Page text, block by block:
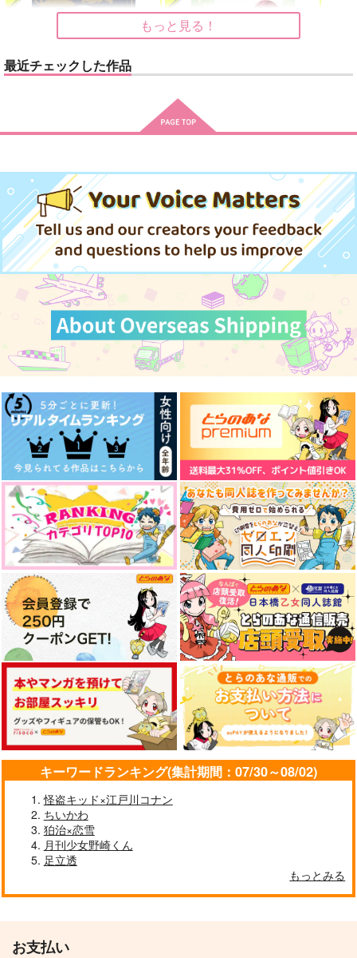
忠犬部下とツンデレ少尉 2
きみは最愛のステラ 上下巻 ミルクなきみとビターな彼 2
愛とかいろいろあるところ あなたは俺の運命でしょ！！
やらしく躾けて愛してあげる－Dom
／Subユニバース－２
最狂ヤンキーが僕だけに夢中な
件！？
なんかもうあーあって感じ。2 特装
版
僕の愛しいよなさん
エンドロールは地獄まで 2 嘘つきなキスで今日もバイバイ
好きとおかえり 25時、赤坂で 6
クールぶり男子と激重男子 1
悲劇の元凶となる最強外道ラ
スボス女王は民の為に尽くし
ます。Season2
うたの☆プリンスさまっ♪HE
★VENSドラマCD「BLACK G
ARDEN-memento-」 黄泉のツガイ
「40までにしたい10のこと2」
ドラマCD特装盤 (マンガ小冊
子セット) アイドルマスター SideM
LIMITLESS(初回限定盤)/蒼井
翔太
ドラマCD「甘くて熱くて息も
できない 4」
もっと見る！
最近チェックした作品
キーワードランキング(集計期間：07/30～08/02)
怪盗キッド×江戸川コナン
ちいかわ
狛治×恋雪
月刊少女野崎くん
足立透
もっとみる
お支払い